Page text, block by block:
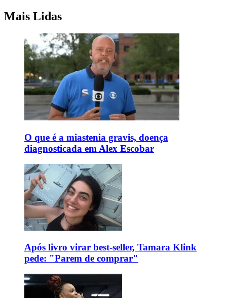
Mais Lidas
O que é a miastenia gravis, doença
diagnosticada em Alex Escobar
Após livro virar best-seller, Tamara Klink
pede: "Parem de comprar"